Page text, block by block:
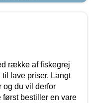
række af fiskegrej
lave priser. Langt
og du vil derfor
først bestiller en vare